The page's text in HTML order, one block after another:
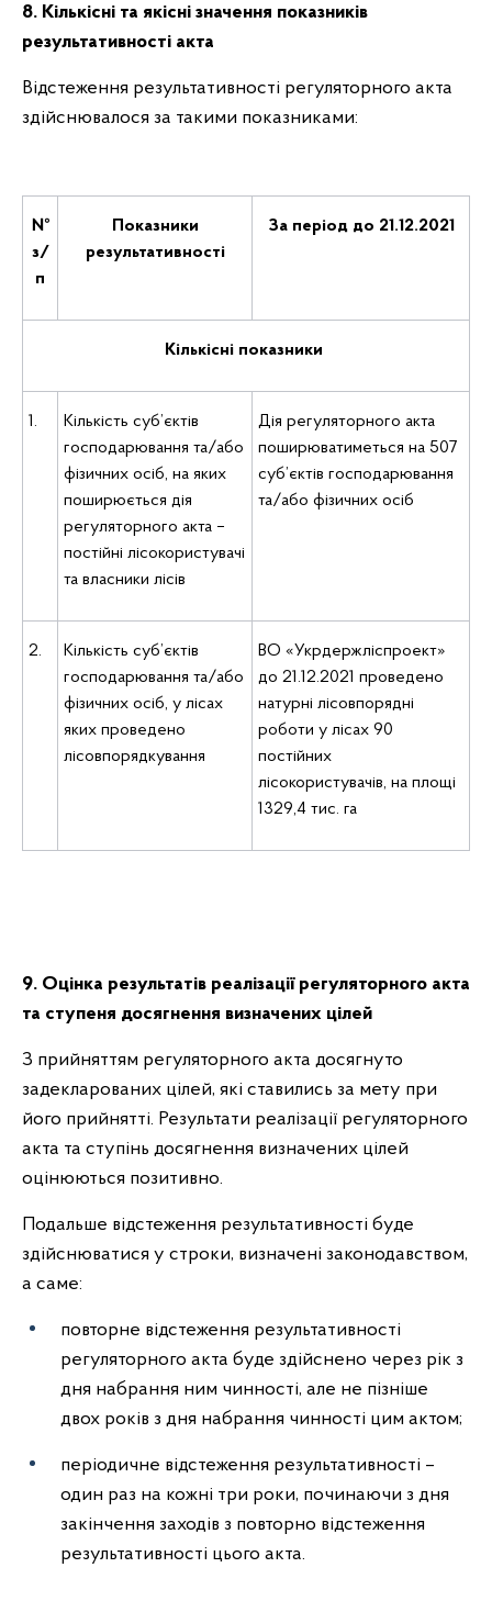
8. Кількісні та якісні значення показників
результативності акта
Відстеження результативності регуляторного акта
здійснювалося за такими показниками:
№
з/
п
Показники
результативності
За період до 21.12.2021
Кількісні показники
1.
Кількість суб’єктів
господарювання та/або
фізичних осіб, на яких
поширюється дія
регуляторного акта –
постійні лісокористувачі
та власники лісів
Дія регуляторного акта
поширюватиметься на 507
суб’єктів господарювання
та/або фізичних осіб
2.
Кількість суб’єктів
господарювання та/або
фізичних осіб, у лісах
яких проведено
лісовпорядкування
ВО «Укрдержліспроект»
до 21.12.2021 проведено
натурні лісовпорядні
роботи у лісах 90
постійних
лісокористувачів, на площі
1329,4 тис. га
9. Оцінка результатів реалізації регуляторного акта
та ступеня досягнення визначених цілей
З прийняттям регуляторного акта досягнуто
задекларованих цілей, які ставились за мету при
його прийнятті. Результати реалізації регуляторного
акта та ступінь досягнення визначених цілей
оцінюються позитивно.
Подальше відстеження результативності буде
здійснюватися у строки, визначені законодавством,
а саме:
повторне відстеження результативності
регуляторного акта буде здійснено через рік з
дня набрання ним чинності, але не пізніше
двох років з дня набрання чинності цим актом;
періодичне відстеження результативності –
один раз на кожні три роки, починаючи з дня
закінчення заходів з повторно відстеження
результативності цього акта.